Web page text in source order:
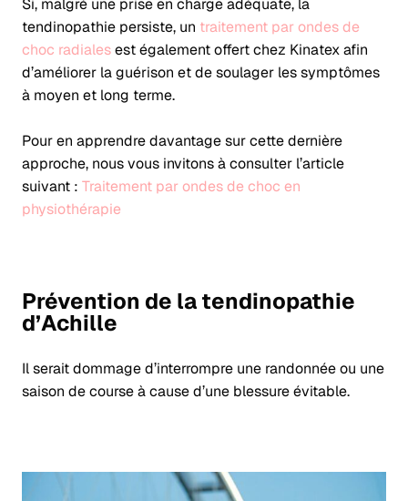
Si, malgré une prise en charge adéquate, la
tendinopathie persiste, un traitement par ondes de
choc radialesest également offert chez Kinatex afin
d’améliorer la guérison et de soulager les symptômes
à moyen et long terme.
Pour en apprendre davantage sur cette dernière
approche, nous vous invitons à consulter l’article
suivant : Traitement par ondes de choc en
physiothérapie
Prévention de la tendinopathie
d’Achille
Il serait dommage d’interrompre une randonnée ou une
saison de course à cause d’une blessure évitable.